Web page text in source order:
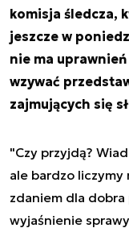
komisja śledcza,
jeszcze w
nie ma
wzywać
zajmujących się
"Czy przyjdą?
ale bardzo liczymy
zdaniem dla
wyjaśnienie